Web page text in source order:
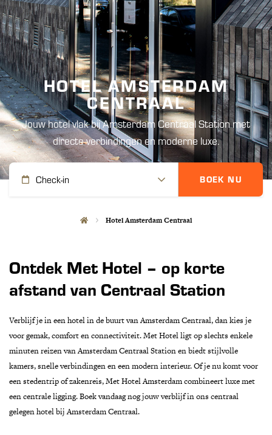
HOTEL AMSTERDAM
CENTRAAL
Jouw hotel vlak bij Amsterdam Centraal Station met
directe verbindingen en moderne luxe.
Check-in BOEK NU
Hotel Amsterdam Centraal
Ontdek Met Hotel – op korte
afstand van Centraal Station
Verblijf je in een hotel in de buurt van Amsterdam Centraal, dan kies je
voor gemak, comfort en connectiviteit. Met Hotel ligt op slechts enkele
minuten reizen van Amsterdam Centraal Station en biedt stijlvolle
kamers, snelle verbindingen en een modern interieur. Of je nu komt voor
een stedentrip of zakenreis, Met Hotel Amsterdam combineert luxe met
een centrale ligging. Boek vandaag nog jouw verblijf in ons centraal
gelegen hotel bij Amsterdam Centraal.